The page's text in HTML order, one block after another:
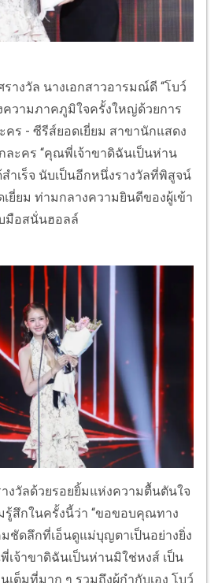
รางวัล นางเอกสาวอารมณ์ดี “โบว์
ความภาคภูมิใจครั้งใหญ่ด้วยการ
คร - ซีรีส์ยอดเยี่ยม สาขานักแสดง
ละคร “คุณพี่เจ้าขาดิฉันเป็นห่าน
ำเร็จ นับเป็นอีกหนึ่งรางวัลที่พิสูจน์
ยี่ยม ท่ามกลางความยินดีของผู้เข้า
มือสนั่นฮอลล์
างวัลด้วยรอยยิ้มแห่งความตื้นตันใจ
รู้สึกในครั้งนี้ว่า “ขอขอบคุณทาง
ชัดลึกที่เอ็นดูแม่บุญตาเป็นอย่างยิ่ง
เจ้าขาดิฉันเป็นห่านมิใช่หงส์ เป็น
ต็มที่มาก ๆ รวมถึงผู้กำกับเอง โบว์